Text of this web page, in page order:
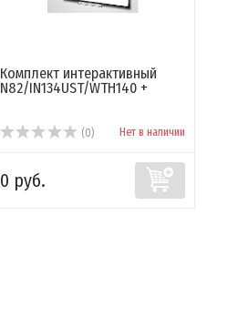
Комплект интерактивный
N82/IN134UST/WTH140 +
(0) Нет в наличии
0 руб.